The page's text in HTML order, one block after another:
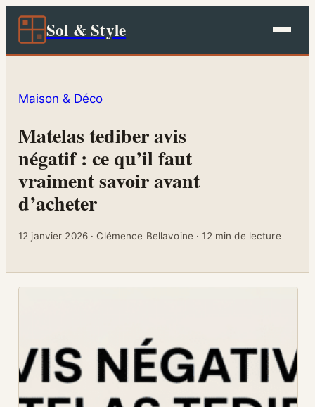
Sol & Style
Maison & Déco
Matelas tediber avis
négatif : ce qu’il faut
vraiment savoir avant
d’acheter
12 janvier 2026 · Clémence Bellavoine · 12 min de lecture